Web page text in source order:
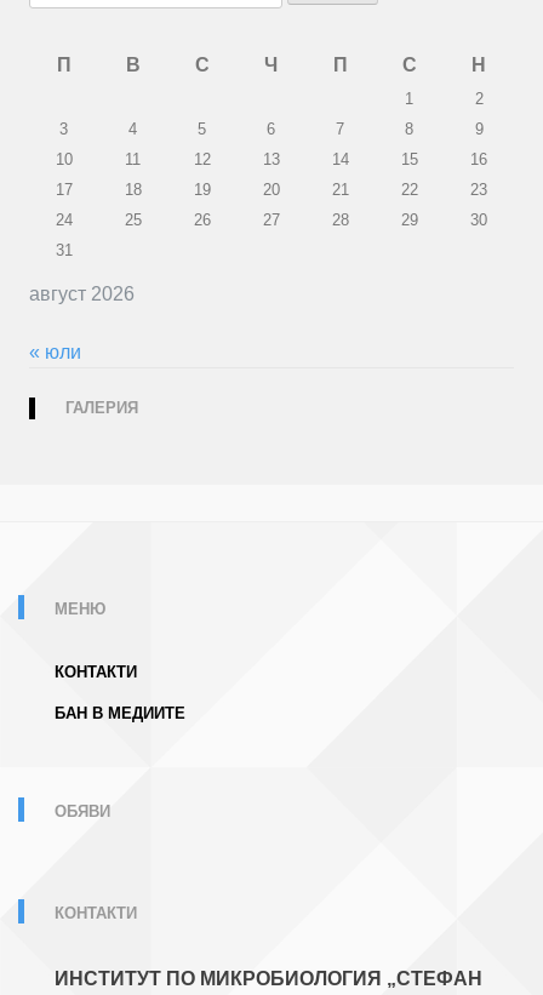
за:
август 2026
П В С Ч П С Н
1
2
3
4 5 6 7 8
9
10
11 12 13 14 15
16
17
18 19 20 21 22
23
24
25 26 27 28 29
30
31
« юли
ГАЛЕРИЯ
МЕНЮ
КОНТАКТИ
БАН В МЕДИИТЕ
ОБЯВИ
КОНТАКТИ
ИНСТИТУТ ПО МИКРОБИОЛОГИЯ „СТЕФАН